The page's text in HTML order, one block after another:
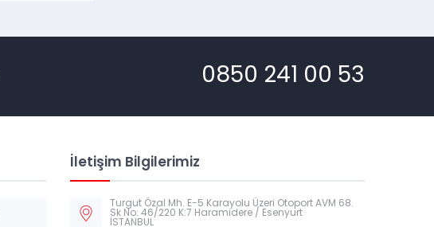
0850 241 00 53
İletişim Bilgilerimiz
Turgut Özal Mh. E-5 Karayolu Üzeri Otoport AVM 68.
Sk No: 46/220 K:7 Haramidere / Esenyurt
İSTANBUL